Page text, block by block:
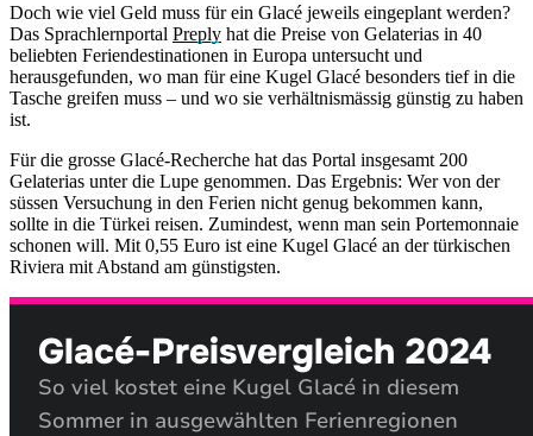
Doch wie viel Geld muss für ein Glacé jeweils eingeplant werden?
Das Sprachlernportal Preply hat die Preise von Gelaterias in 40
beliebten Feriendestinationen in Europa untersucht und
herausgefunden, wo man für eine Kugel Glacé besonders tief in die
Tasche greifen muss – und wo sie verhältnismässig günstig zu haben
ist.
Für die grosse Glacé-Recherche hat das Portal insgesamt 200
Gelaterias unter die Lupe genommen. Das Ergebnis: Wer von der
süssen Versuchung in den Ferien nicht genug bekommen kann,
sollte in die Türkei reisen. Zumindest, wenn man sein Portemonnaie
schonen will. Mit 0,55 Euro ist eine Kugel Glacé an der türkischen
Riviera mit Abstand am günstigsten.